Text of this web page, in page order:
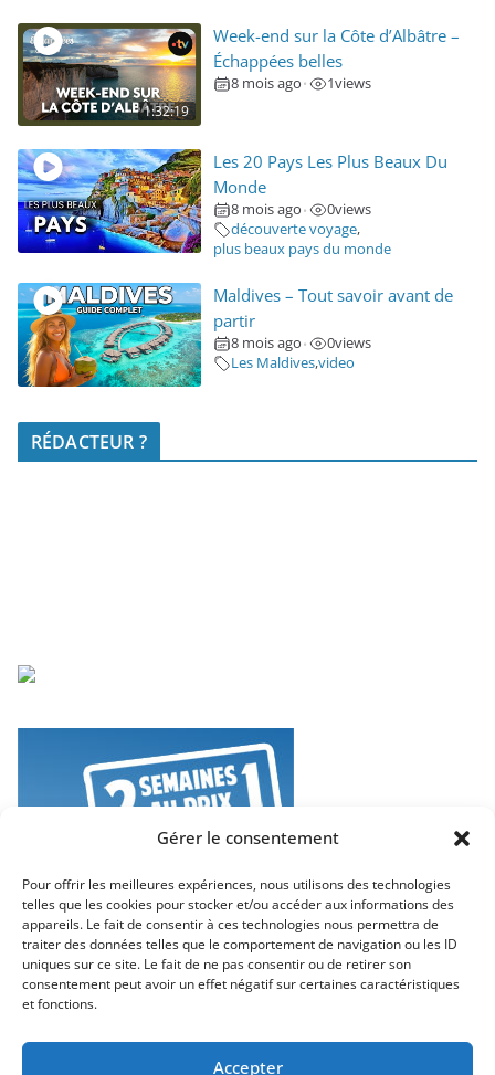
Gérer le consentement
Pour offrir les meilleures expériences, nous utilisons des technologies
telles que les cookies pour stocker et/ou accéder aux informations des
appareils. Le fait de consentir à ces technologies nous permettra de
traiter des données telles que le comportement de navigation ou les ID
uniques sur ce site. Le fait de ne pas consentir ou de retirer son
consentement peut avoir un effet négatif sur certaines caractéristiques
et fonctions.
Accepter
1:32:19
Week-end sur la Côte d’Albâtre –
Échappées belles
8 mois ago • 1views
Les 20 Pays Les Plus Beaux Du
Monde
8 mois ago • 0views
découverte voyage,
plus beaux pays du monde
Maldives – Tout savoir avant de
partir
8 mois ago • 0views
Les Maldives,video
RÉDACTEUR ?